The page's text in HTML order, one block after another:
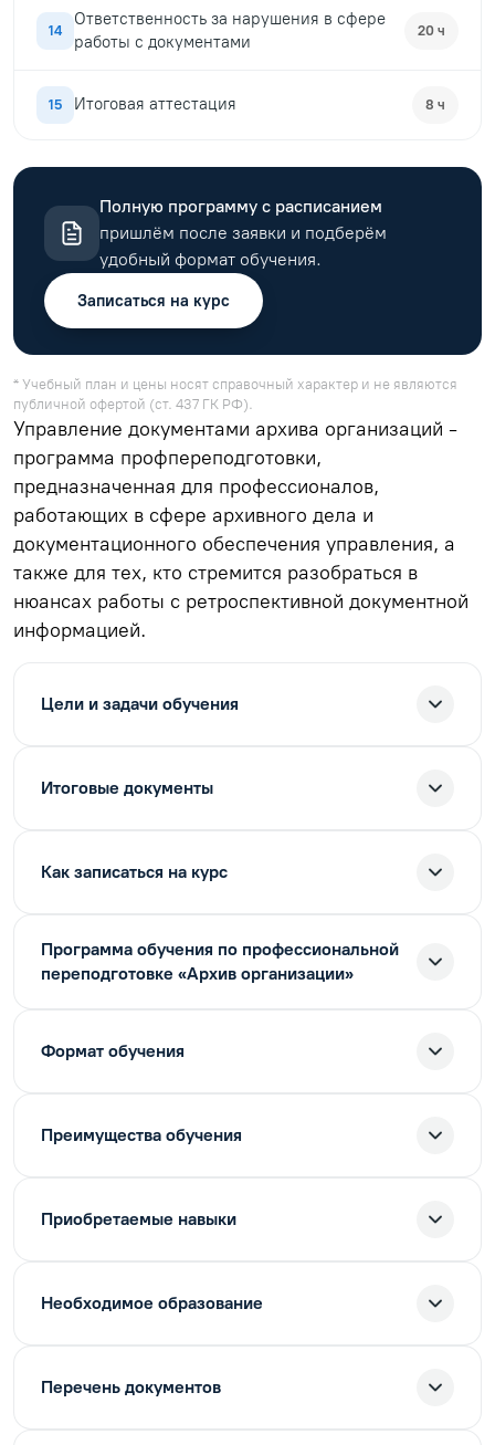
14
Ответственность за нарушения в сфере
работы с документами
20 ч
15 Итоговая аттестация 8 ч
Полную программу с расписанием
пришлём после заявки и подберём
удобный формат обучения.
Записаться на курс
* Учебный план и цены носят справочный характер и не являются
публичной офертой (ст. 437 ГК РФ).
Управление документами архива организаций -
программа профпереподготовки,
предназначенная для профессионалов,
работающих в сфере архивного дела и
документационного обеспечения управления, а
также для тех, кто стремится разобраться в
нюансах работы с ретроспективной документной
информацией.
Цели и задачи обучения
Итоговые документы
Как записаться на курс
Программа обучения по профессиональной
переподготовке «Архив организации»
Формат обучения
Преимущества обучения
Приобретаемые навыки
Необходимое образование
Перечень документов